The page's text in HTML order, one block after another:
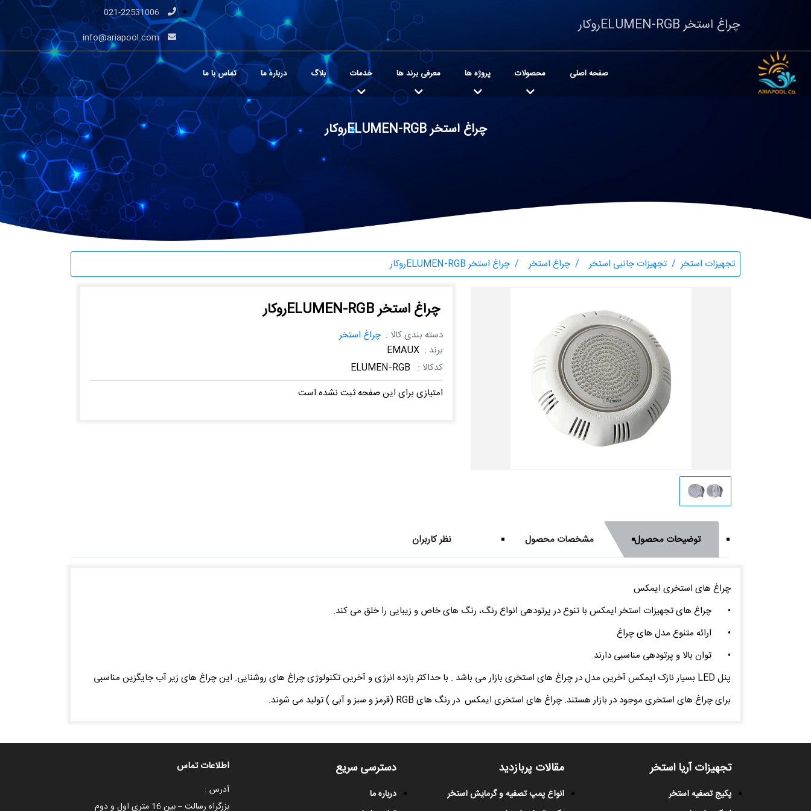
چراغ استخر ELUMEN-RGBروکار
info@ariapool.com
صفحه اصلی محصولات پروژه ها معرفی برند ها خدمات بلاگ درباره ما تماس با ما
چراغ استخر ELUMEN-RGBروکار
تجهیزات استخر تجهیزات جانبی استخر چراغ استخر چراغ استخر ELUMEN-RGBروکار
چراغ استخر ELUMEN-RGBروکار
دسته بندی کالا : چراغ استخر
برند : EMAUX
کدکالا : ELUMEN-RGB
امتیازی برای این صفحه ثبت نشده است
توضیحات محصول مشخصات محصول نظر کاربران
چراغ های استخری ایمکس
•
چراغ های تجهیزات استخر ایمکس با تنوع در پرتودهی انواع رنگ، رنگ های خاص و زیبایی را خلق می کند.
•
ارائه متنوع مدل های چراغ
•
توان بالا و پرتودهی مناسبی دارند.
پنل LED بسیار نازک ایمکس آخرین مدل در چراغ های استخری بازار می باشد . با حداکثر بازده انرژی و آخرین تکنولوژی چراغ های روشنایی. این چراغ های زیر آب جایگزین مناسبی
برای چراغ های استخری موجود در بازار هستند. چراغ های استخری ایمکس در رنگ های RGB (قرمز و سبز و آبی ) تولید می شوند.
تجهیزات آریا استخر
پکیج تصفیه استخر
مقالات پربازدید
انواع پمپ تصفیه و گرمایش استخر
دسترسی سریع
درباره ما
اطلاعات تماس
آدرس :
بزرگراه رسالت – بین 16 متری اول و دوم